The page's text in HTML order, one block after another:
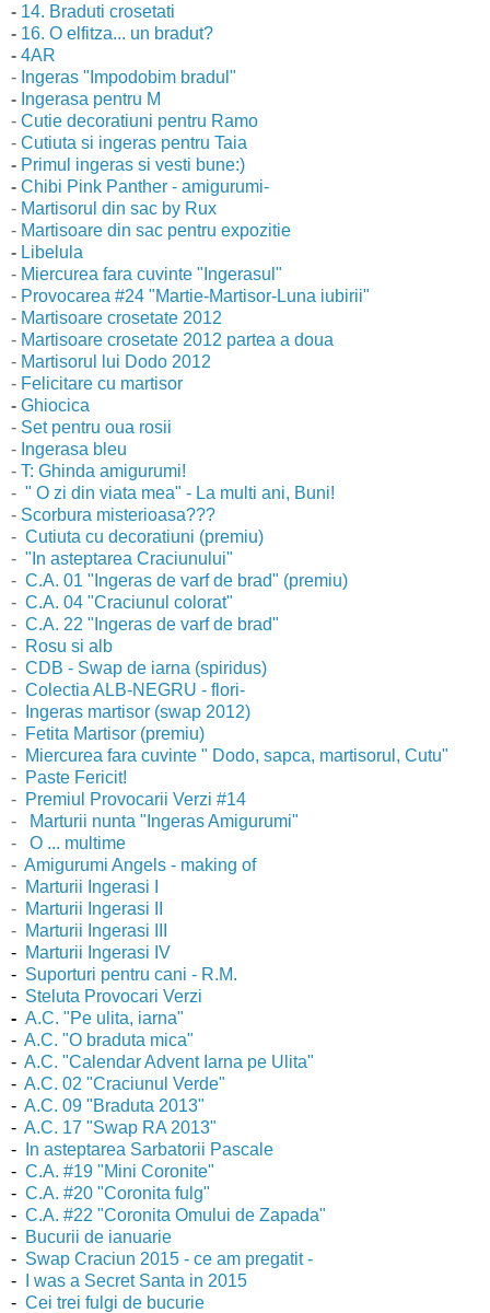
- 14. Braduti crosetati
- 16. O elfitza... un bradut?
- 4AR
- Ingeras "Impodobim bradul"
- Ingerasa pentru M
- Cutie decoratiuni pentru Ramo
- Cutiuta si ingeras pentru Taia
- Primul ingeras si vesti bune:)
- Chibi Pink Panther - amigurumi-
- Martisorul din sac by Rux
- Martisoare din sac pentru expozitie
- Libelula
- Miercurea fara cuvinte "Ingerasul"
- Provocarea #24 "Martie-Martisor-Luna iubirii"
- Martisoare crosetate 2012
- Martisoare crosetate 2012 partea a doua
- Martisorul lui Dodo 2012
- Felicitare cu martisor
- Ghiocica
- Set pentru oua rosii
- Ingerasa bleu
- T: Ghinda amigurumi!
- " O zi din viata mea" - La multi ani, Buni!
- Scorbura misterioasa???
- Cutiuta cu decoratiuni (premiu)
- "In asteptarea Craciunului"
- C.A. 01 "Ingeras de varf de brad" (premiu)
- C.A. 04 "Craciunul colorat"
- C.A. 22 "Ingeras de varf de brad"
- Rosu si alb
- CDB - Swap de iarna (spiridus)
- Colectia ALB-NEGRU - flori-
-
Ingeras martisor (swap 2012)
- Fetita Martisor (premiu)
- Miercurea fara cuvinte " Dodo, sapca, martisorul, Cutu"
- Paste Fericit!
- Premiul Provocarii Verzi #14
-
Marturii nunta "Ingeras Amigurumi"
- O ... multime
- Amigurumi Angels - making of
- Marturii Ingerasi I
- Marturii Ingerasi II
- Marturii Ingerasi III
- Marturii Ingerasi IV
- Suporturi pentru cani - R.M.
- Steluta Provocari Verzi
- A.C. "Pe ulita, iarna"
- A.C. "O braduta mica"
- A.C. "Calendar Advent Iarna pe Ulita"
- A.C. 02 "Craciunul Verde"
- A.C. 09 "Braduta 2013"
- A.C. 17 "Swap RA 2013"
-
In asteptarea Sarbatorii Pascale
- C.A. #19 "Mini Coronite"
- C.A. #20 "Coronita fulg"
- C.A. #22 "Coronita Omului de Zapada"
- Bucurii de ianuarie
- Swap Craciun 2015 - ce am pregatit -
-
I was a Secret Santa in 2015
- Cei trei fulgi de bucurie